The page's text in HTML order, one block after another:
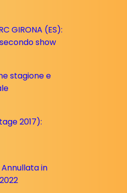
GIRONA (ES):
show
stagione e
2017):
Annullata in